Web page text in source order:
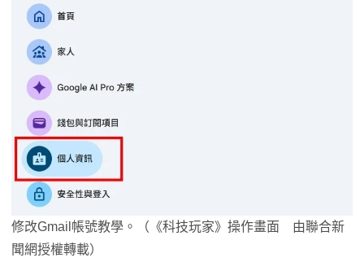
修改Gmail帳號教學。（《科技玩家》操作畫面 由聯合新
聞網授權轉載）